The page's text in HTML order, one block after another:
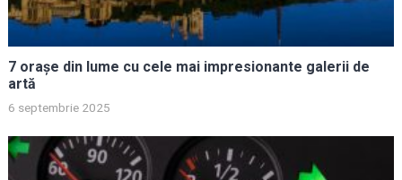
7 orașe din lume cu cele mai impresionante galerii de
artă
6 septembrie 2025